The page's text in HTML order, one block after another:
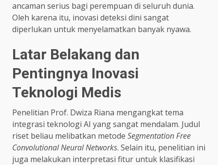
ancaman serius bagi perempuan di seluruh dunia.
Oleh karena itu, inovasi deteksi dini sangat
diperlukan untuk menyelamatkan banyak nyawa.
Latar Belakang dan
Pentingnya Inovasi
Teknologi Medis
Penelitian Prof. Dwiza Riana mengangkat tema
integrasi teknologi AI yang sangat mendalam. Judul
riset beliau melibatkan metode Segmentation Free
Convolutional Neural Networks. Selain itu, penelitian ini
juga melakukan interpretasi fitur untuk klasifikasi